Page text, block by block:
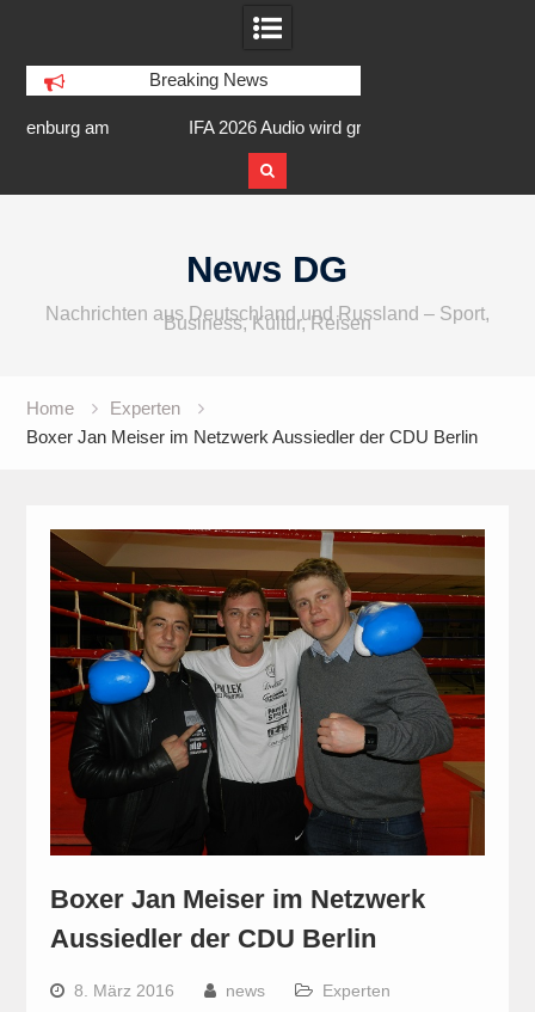
Breaking News
IFA 2026 Audio wird größer,
internationaler und vielfältiger
News DG
Nachrichten aus Deutschland und Russland – Sport,
Business, Kultur, Reisen
Home
Experten
Boxer Jan Meiser im Netzwerk Aussiedler der CDU Berlin
Boxer Jan Meiser im Netzwerk
Aussiedler der CDU Berlin
8. März 2016 news Experten